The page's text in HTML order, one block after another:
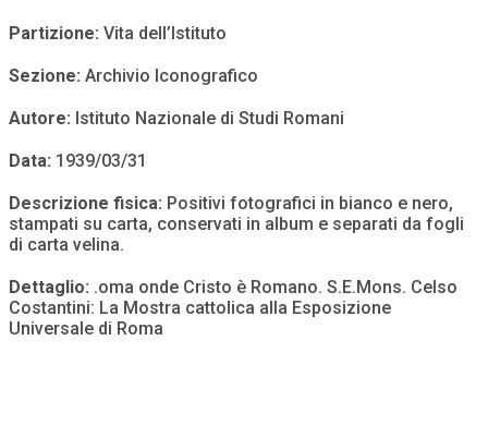
Partizione: Vita dell’Istituto
Sezione: Archivio Iconografico
Autore: Istituto Nazionale di Studi Romani
Data: 1939/03/31
Descrizione fisica: Positivi fotografici in bianco e nero,
stampati su carta, conservati in album e separati da fogli
di carta velina.
Dettaglio: .oma onde Cristo è Romano. S.E.Mons. Celso
Costantini: La Mostra cattolica alla Esposizione
Universale di Roma